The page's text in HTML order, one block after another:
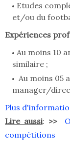
Etudes
et/ou du
Expériences
Au moins 10
similaire ;
Au moins 05
manager/
Plus
Lire aussi: >>
compétitions